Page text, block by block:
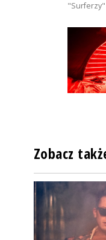
"Surferzy"
Zobacz